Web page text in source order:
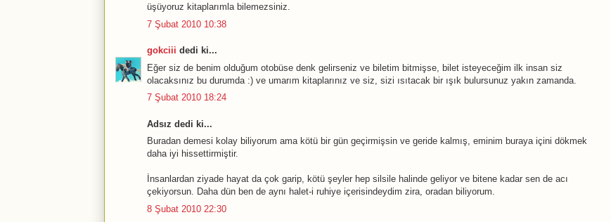
üşüyoruz kitaplarımla bilemezsiniz.
7 Şubat 2010 10:38
gokciii dedi ki...
Eğer siz de benim olduğum otobüse denk gelirseniz ve biletim bitmişse, bilet isteyeceğim ilk insan siz
olacaksınız bu durumda :) ve umarım kitaplarınız ve siz, sizi ısıtacak bir ışık bulursunuz yakın zamanda.
7 Şubat 2010 18:24
Adsız dedi ki...
Buradan demesi kolay biliyorum ama kötü bir gün geçirmişsin ve geride kalmış, eminim buraya içini dökmek
daha iyi hissettirmiştir.
İnsanlardan ziyade hayat da çok garip, kötü şeyler hep silsile halinde geliyor ve bitene kadar sen de acı
çekiyorsun. Daha dün ben de aynı halet-i ruhiye içerisindeydim zira, oradan biliyorum.
8 Şubat 2010 22:30